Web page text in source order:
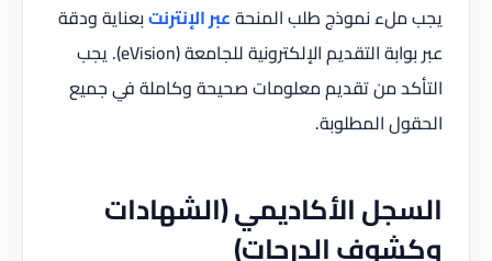
يجب ملء نموذج طلب المنحةعبر الإنترنتبعناية ودقة
عبر بوابة التقديم الإلكترونية للجامعة (eVision). يجب
التأكد من تقديم معلومات صحيحة وكاملة في جميع
الحقول المطلوبة.
السجل الأكاديمي (الشهادات
وكشوف الدرجات)